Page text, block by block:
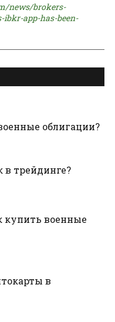
news/brokers-
app-has-been-
облигации?
в трейдинге?
купить военные
в